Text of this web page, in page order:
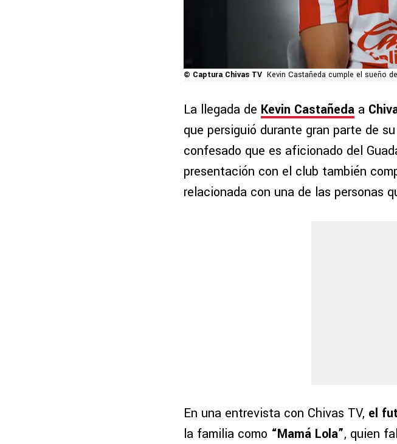
© Captura Chivas TV Kevin Castañeda cumple el sueño
La llegada de Kevin Castañeda a
que persiguió durante gran parte de
confesado que es aficionado del
presentación con el club también
relacionada con una de las personas
En una entrevista con Chivas TV, el
la familia como “Mamá Lola”, quien